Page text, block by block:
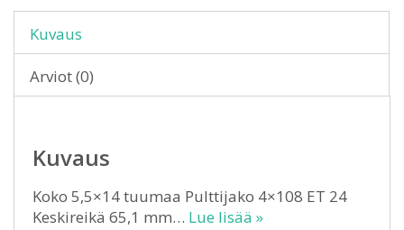
Kuvaus
Arviot (0)
Kuvaus
Koko 5,5×14 tuumaa Pulttijako 4×108 ET 24
Keskireikä 65,1 mm… Lue lisää »